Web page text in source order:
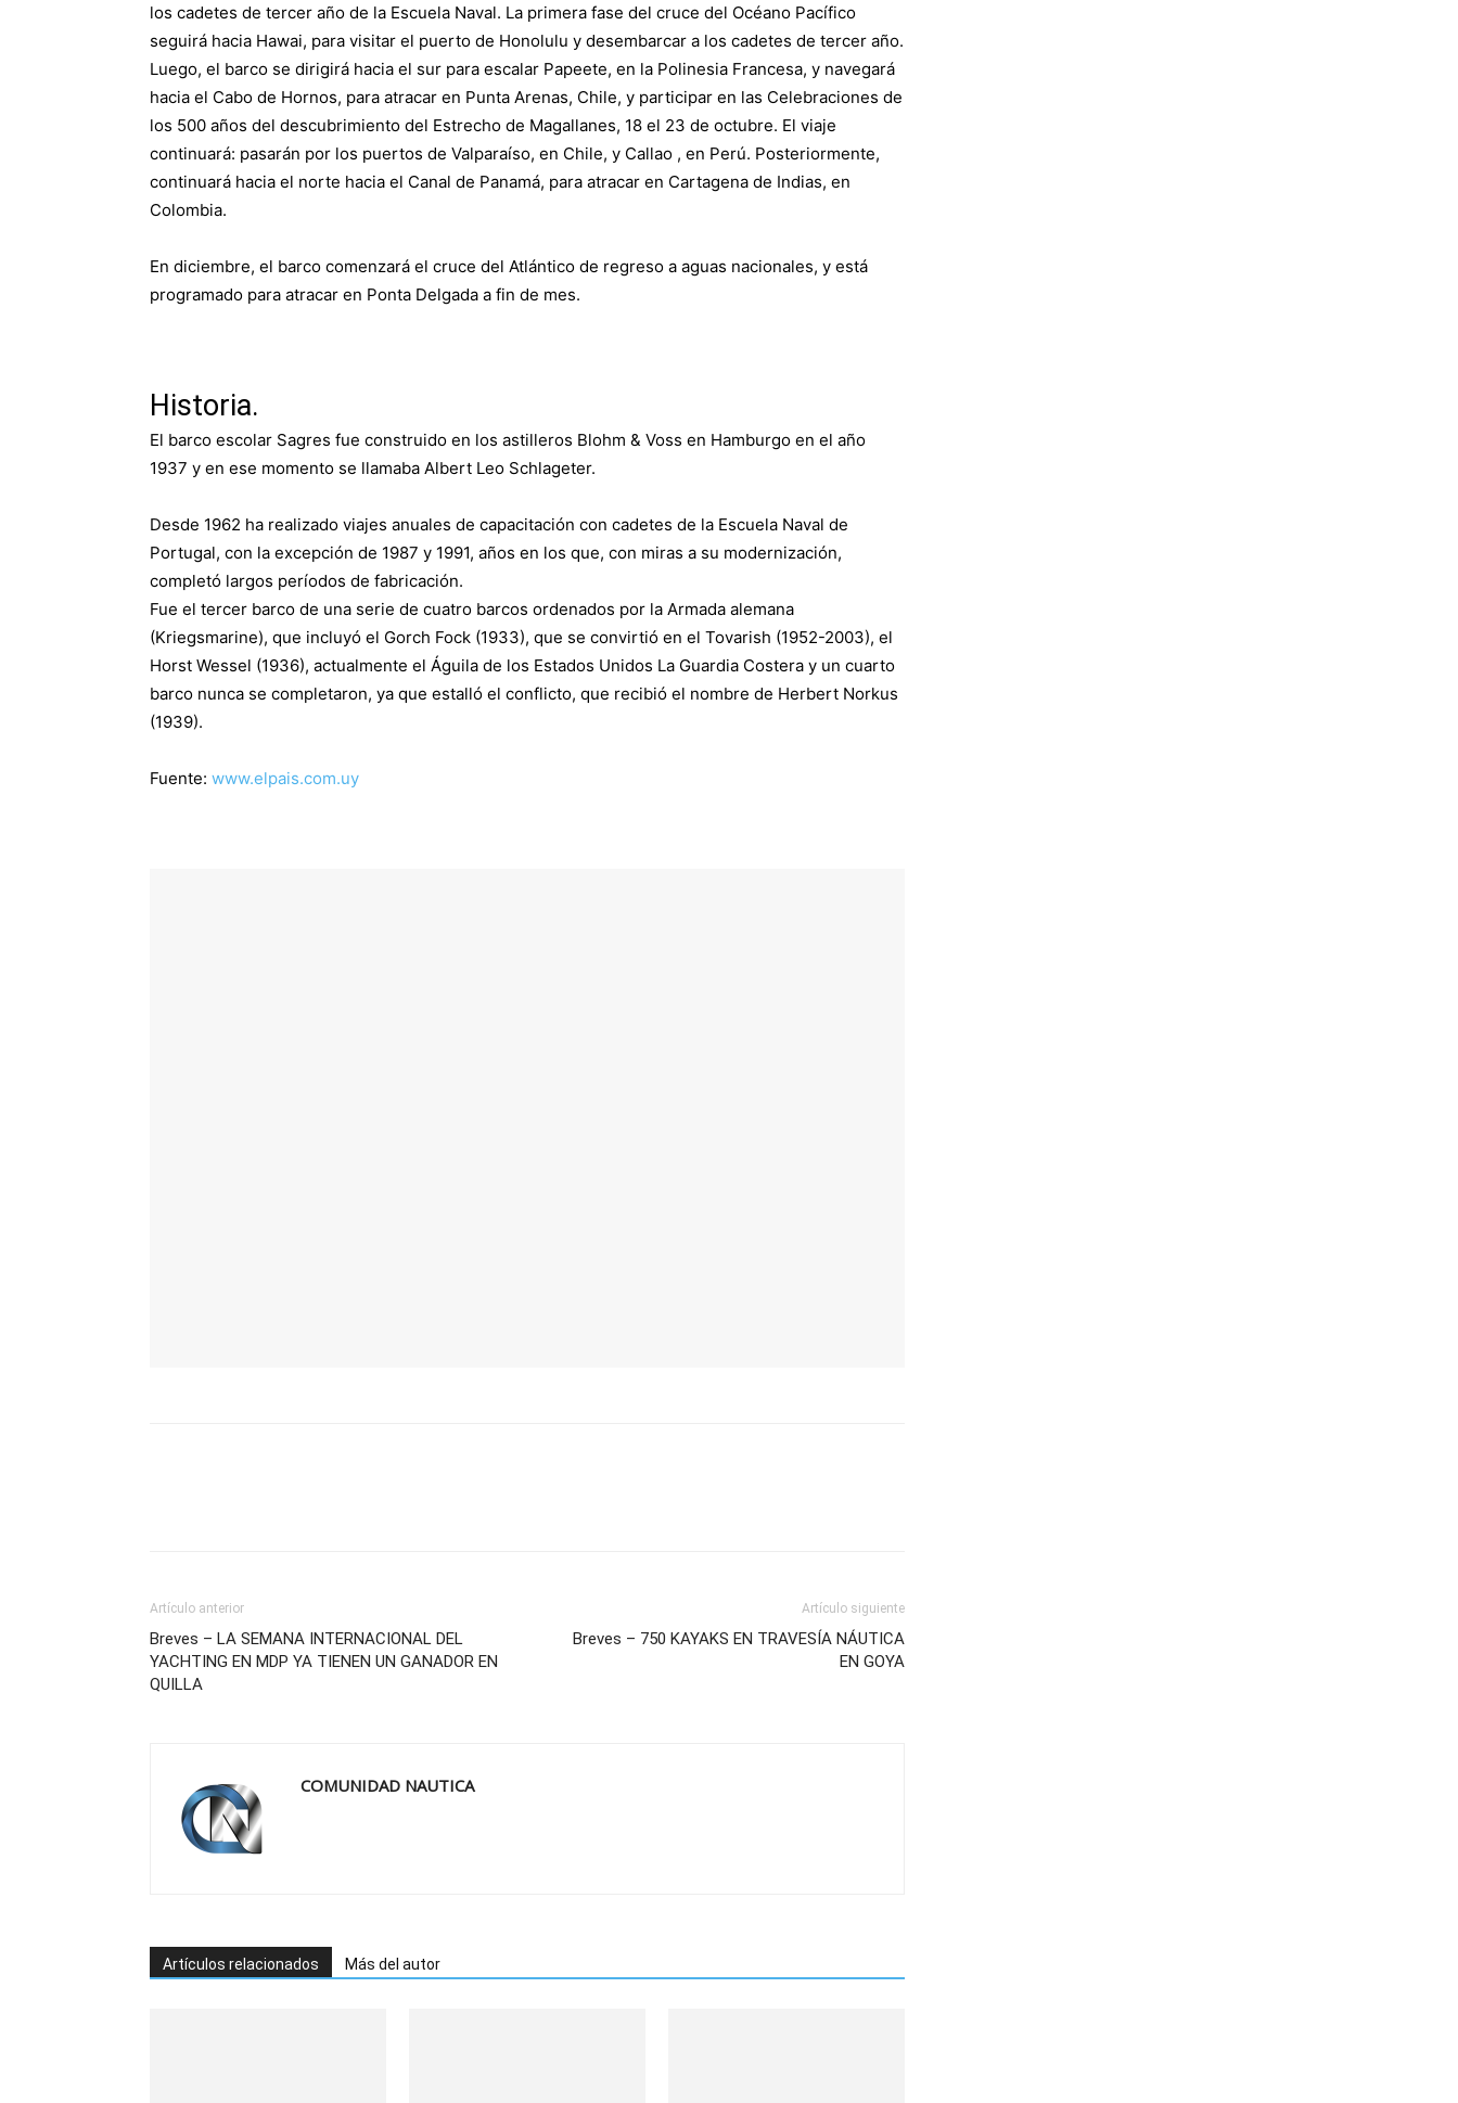
los cadetes de tercer año de la Escuela Naval. La primera fase del cruce del Océano Pacífico
seguirá hacia Hawai, para visitar el puerto de Honolulu y desembarcar a los cadetes de tercer año.
Luego, el barco se dirigirá hacia el sur para escalar Papeete, en la Polinesia Francesa, y navegará
hacia el Cabo de Hornos, para atracar en Punta Arenas, Chile, y participar en las Celebraciones de
los 500 años del descubrimiento del Estrecho de Magallanes, 18 el 23 de octubre. El viaje
continuará: pasarán por los puertos de Valparaíso, en Chile, y Callao , en Perú. Posteriormente,
continuará hacia el norte hacia el Canal de Panamá, para atracar en Cartagena de Indias, en
Colombia.
En diciembre, el barco comenzará el cruce del Atlántico de regreso a aguas nacionales, y está
programado para atracar en Ponta Delgada a fin de mes.
Historia.
El barco escolar Sagres fue construido en los astilleros Blohm & Voss en Hamburgo en el año
1937 y en ese momento se llamaba Albert Leo Schlageter.
Desde 1962 ha realizado viajes anuales de capacitación con cadetes de la Escuela Naval de
Portugal, con la excepción de 1987 y 1991, años en los que, con miras a su modernización,
completó largos períodos de fabricación.
Fue el tercer barco de una serie de cuatro barcos ordenados por la Armada alemana
(Kriegsmarine), que incluyó el Gorch Fock (1933), que se convirtió en el Tovarish (1952-2003), el
Horst Wessel (1936), actualmente el Águila de los Estados Unidos La Guardia Costera y un cuarto
barco nunca se completaron, ya que estalló el conflicto, que recibió el nombre de Herbert Norkus
(1939).
Fuente: www.elpais.com.uy
Artículo anterior
Breves – LA SEMANA INTERNACIONAL DEL
YACHTING EN MDP YA TIENEN UN GANADOR EN
QUILLA
Artículo siguiente
Breves – 750 KAYAKS EN TRAVESÍA NÁUTICA
EN GOYA
COMUNIDAD NAUTICA
Artículos relacionados Más del autor